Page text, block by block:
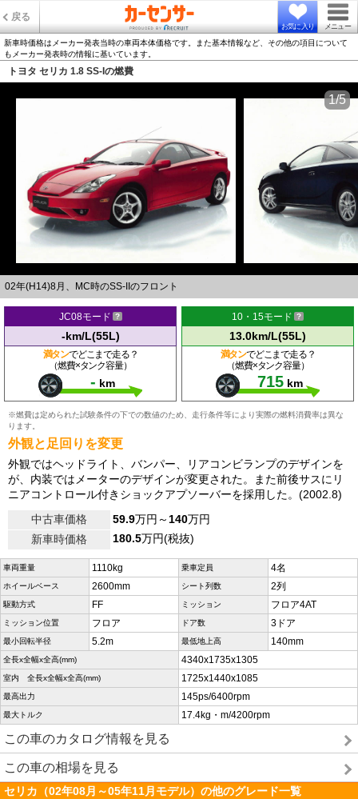
戻る
お気に入り メニュー
新車時価格はメーカー発表当時の車両本体価格です。また基本情報など、その他の項目について
もメーカー発表時の情報に基いています。
トヨタ セリカ 1.8 SS-Iの燃費
02年(H14)8月、MC時のSS-IIのフロント
1/5
JC08モード
-km/L(55L)
満タンでどこまで走る？
（燃費×タンク容量）
- km
10・15モード
13.0km/L(55L)
満タンでどこまで走る？
（燃費×タンク容量）
715 km
※燃費は定められた試験条件の下での数値のため、走行条件等により実際の燃料消費率は異な
ります。
外観と足回りを変更
外観ではヘッドライト、バンパー、リアコンビランプのデザインを
が、内装ではメーターのデザインが変更された。また前後サスにリ
ニアコントロール付きショックアプソーバーを採用した。(2002.8)
中古車価格
59.9万円～140万円
新車時価格
180.5万円(税抜)
車両重量 1110kg 乗車定員 4名
ホイールベース 2600mm シート列数 2列
駆動方式 FF ミッション フロア4AT
ミッション位置 フロア ドア数 3ドア
最小回転半径 5.2m 最低地上高 140mm
全長x全幅x全高(mm) 4340x1735x1305
室内 全長x全幅x全高(mm) 1725x1440x1085
最高出力 145ps/6400rpm
最大トルク 17.4kg・m/4200rpm
この車のカタログ情報を見る
この車の相場を見る
セリカ（02年08月～05年11月モデル）の他のグレード一覧